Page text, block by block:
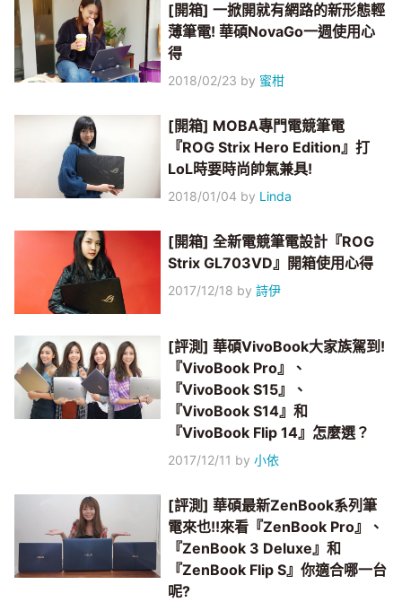
[開箱] 一掀開就有網路的新形態輕
薄筆電! 華碩NovaGo一週使用心
得
2018/02/23 by 蜜柑
[開箱] MOBA專門電競筆電
『ROG Strix Hero Edition』打
LoL時要時尚帥氣兼具!
2018/01/04 by Linda
[開箱] 全新電競筆電設計『ROG
Strix GL703VD』開箱使用心得
2017/12/18 by詩伊
[評測] 華碩VivoBook大家族駕到!
『VivoBook Pro』、
『VivoBook S15』、
『VivoBook S14』和
『VivoBook Flip 14』怎麼選？
2017/12/11 by小依
[評測] 華碩最新ZenBook系列筆
電來也!!來看『ZenBook Pro』、
『ZenBook 3 Deluxe』和
『ZenBook Flip S』你適合哪一台
呢?